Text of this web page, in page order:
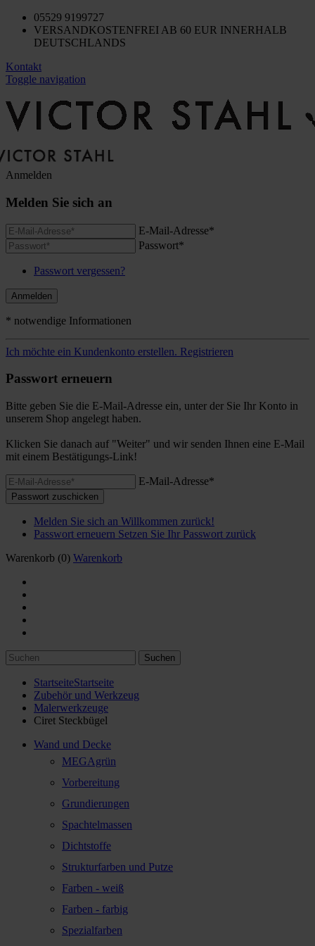
05529 9199727
VERSANDKOSTENFREI AB 60 EUR INNERHALB
DEUTSCHLANDS
Kontakt
Toggle navigation
Anmelden
Melden Sie sich an
E-Mail-Adresse*
Passwort*
Passwort vergessen?
Anmelden
* notwendige Informationen
Ich möchte ein Kundenkonto erstellen. Registrieren
Passwort erneuern
Bitte geben Sie die E-Mail-Adresse ein, unter der Sie Ihr Konto in
unserem Shop angelegt haben.
Klicken Sie danach auf "Weiter" und wir senden Ihnen eine E-Mail
mit einem Bestätigungs-Link!
E-Mail-Adresse*
Passwort zuschicken
Melden Sie sich an Willkommen zurück!
Passwort erneuern Setzen Sie Ihr Passwort zurück
Warenkorb (0) Warenkorb
Suchen
StartseiteStartseite
Zubehör und Werkzeug
Malerwerkzeuge
Ciret Steckbügel
Wand und Decke
MEGAgrün
Vorbereitung
Grundierungen
Spachtelmassen
Dichtstoffe
Strukturfarben und Putze
Farben - weiß
Farben - farbig
Spezialfarben